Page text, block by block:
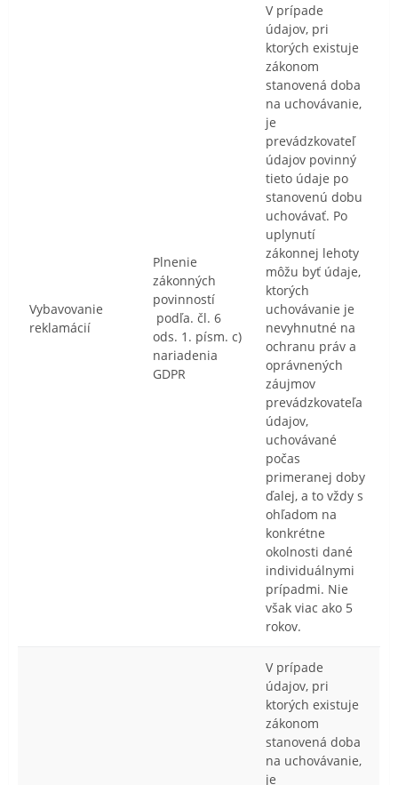
Vybavovanie
reklamácií
Plnenie
zákonných
povinností
podľa. čl. 6
ods. 1. písm. c)
nariadenia
GDPR
V prípade
údajov, pri
ktorých existuje
zákonom
stanovená doba
na uchovávanie,
je
prevádzkovateľ
údajov povinný
tieto údaje po
stanovenú dobu
uchovávať. Po
uplynutí
zákonnej lehoty
môžu byť údaje,
ktorých
uchovávanie je
nevyhnutné na
ochranu práv a
oprávnených
záujmov
prevádzkovateľa
údajov,
uchovávané
počas
primeranej doby
ďalej, a to vždy s
ohľadom na
konkrétne
okolnosti dané
individuálnymi
prípadmi. Nie
však viac ako 5
rokov.
V prípade
údajov, pri
ktorých existuje
zákonom
stanovená doba
na uchovávanie,
je